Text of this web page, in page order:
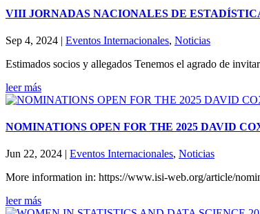
VIII JORNADAS NACIONALES DE
Sep 4, 2024 | Eventos Internacionales, Noticias
Estimados socios y allegados Tenemos el agrado de
leer más
NOMINATIONS OPEN FOR THE 2025 DAVID
Jun 22, 2024 Eventos Internacionales, Noticias
More information in: https://www.isi-web.org/article/
leer más